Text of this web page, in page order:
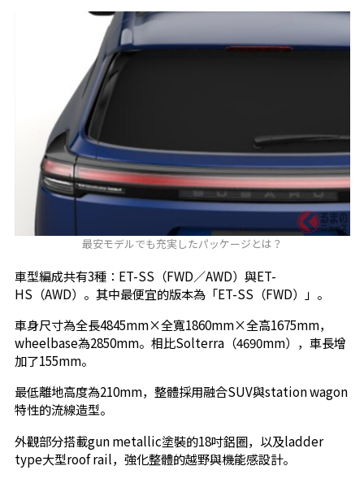
最安モデルでも充実したパッケージとは？
車型編成共有3種：ET-SS（FWD／AWD）與ET-
HS（AWD）。其中最便宜的版本為「ET-SS（FWD）」。
車身尺寸為全長4845mm×全寬1860mm×全高1675mm，
wheelbase為2850mm。相比Solterra（4690mm），車長增
加了155mm。
最低離地高度為210mm，整體採用融合SUV與station wagon
特性的流線造型。
外觀部分搭載gun metallic塗裝的18吋鋁圈，以及ladder
type大型roof rail，強化整體的越野與機能感設計。